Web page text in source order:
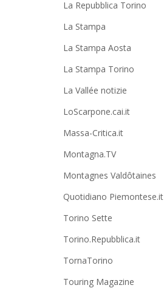
La Repubblica Torino
La Stampa
La Stampa Aosta
La Stampa Torino
La Vallée notizie
LoScarpone.cai.it
Massa-Critica.it
Montagna.TV
Montagnes Valdôtaines
Quotidiano Piemontese.it
Torino Sette
Torino.Repubblica.it
TornaTorino
Touring Magazine